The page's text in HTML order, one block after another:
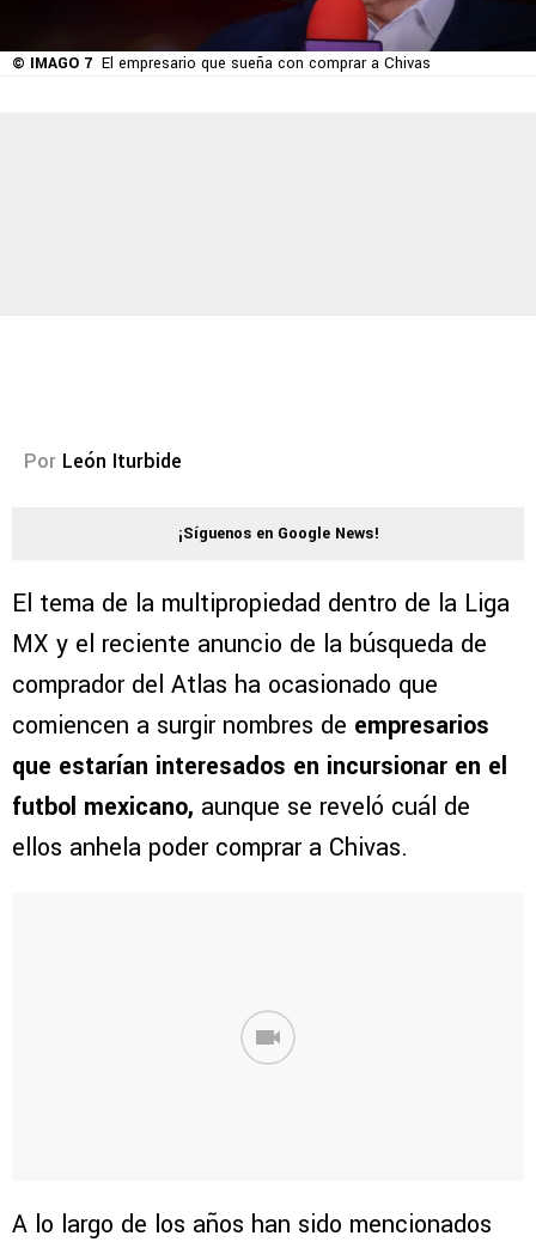
© IMAGO 7 El empresario que sueña con comprar a Chivas
Por León Iturbide
¡Síguenos en Google News!
El tema de la multipropiedad dentro de la Liga
MX y el reciente anuncio de la búsqueda de
comprador del Atlas ha ocasionado que
comiencen a surgir nombres de empresarios
que estarían interesados en incursionar en el
futbol mexicano, aunque se reveló cuál de
ellos anhela poder comprar a Chivas.
A lo largo de los años han sido mencionados